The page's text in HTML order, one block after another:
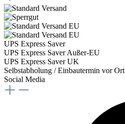
UPS Express Saver
UPS Express Saver Außer-EU
UPS Express Saver UK
Selbstabholung / Einbautermin vor Ort
Social Media